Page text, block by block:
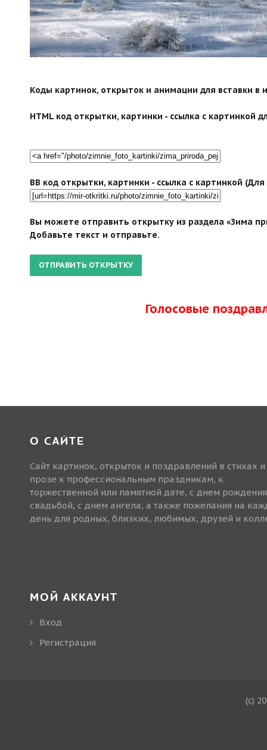
search">
Коды картинок, открыток и анимации для вставки в
HTML код открытки, картинки - ссылка с картинкой
BB код открытки, картинки - ссылка с картинкой
Вы можете отправить открытку из раздела «Зима
Добавьте текст и отправьте.
Голосовые
О САЙТЕ
Сайт картинок, открыток и поздравлений в стихах и
прозе к профессиональным праздникам, к
торжественной или памятной дате, с днем
свадьбой, с днем ангела, а также пожелания на
день для родных, близких, любимых, друзей и
МОЙ АККАУНТ
Вход
Регистрация
(c)